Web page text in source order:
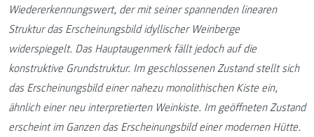
Wiedererkennungswert, der mit seiner spannenden linearen
Struktur das Erscheinungsbild idyllischer Weinberge
widerspiegelt. Das Hauptaugenmerk fällt jedoch auf die
konstruktive Grundstruktur. Im geschlossenen Zustand stellt sich
das Erscheinungsbild einer nahezu monolithischen Kiste ein,
ähnlich einer neu interpretierten Weinkiste. Im geöffneten Zustand
erscheint im Ganzen das Erscheinungsbild einer modernen Hütte.